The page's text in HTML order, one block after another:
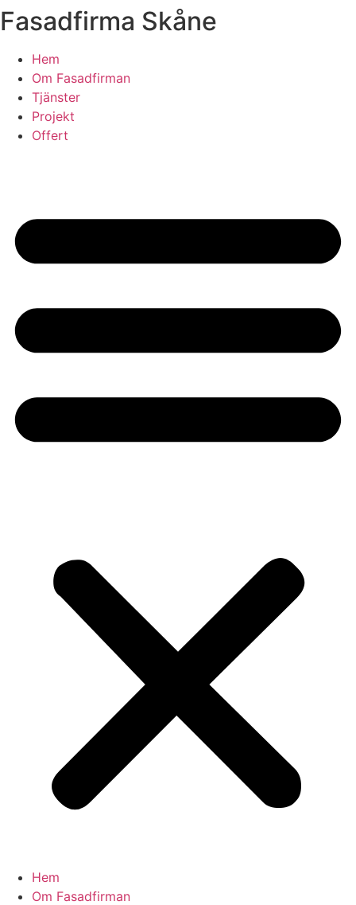
Skip
to
content
Fasadfirma Skåne
Hem
Om Fasadfirman
Tjänster
Projekt
Offert
Hem
Om Fasadfirman